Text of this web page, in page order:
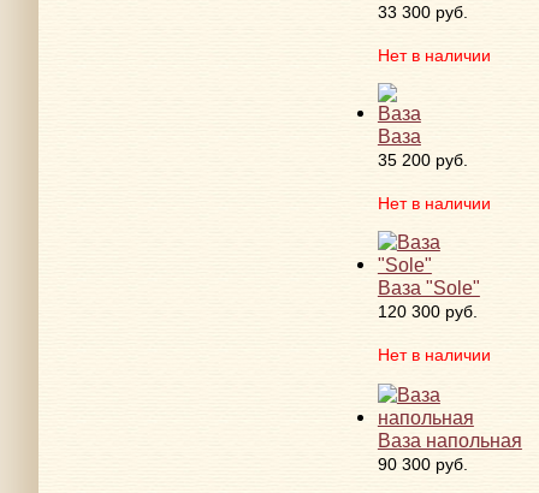
33 300 руб.
Нет в наличии
Ваза
35 200 руб.
Нет в наличии
Ваза "Sole"
120 300 руб.
Нет в наличии
Ваза напольная
90 300 руб.